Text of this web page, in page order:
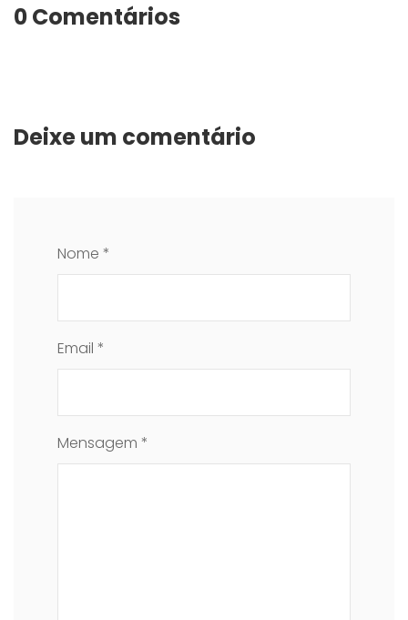
0 Comentários
Deixe um comentário
Nome *
Email *
Mensagem *